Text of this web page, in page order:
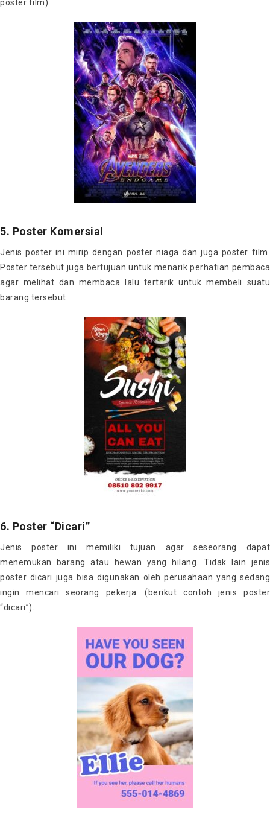
poster film).
5. Poster Komersial
Jenis poster ini mirip dengan poster niaga dan juga poster film.
Poster tersebut juga bertujuan untuk menarik perhatian pembaca
agar melihat dan membaca lalu tertarik untuk membeli suatu
barang tersebut.
6. Poster “Dicari”
Jenis poster ini memiliki tujuan agar seseorang dapat
menemukan barang atau hewan yang hilang. Tidak lain jenis
poster dicari juga bisa digunakan oleh perusahaan yang sedang
ingin mencari seorang pekerja. (berikut contoh jenis poster
“dicari”).